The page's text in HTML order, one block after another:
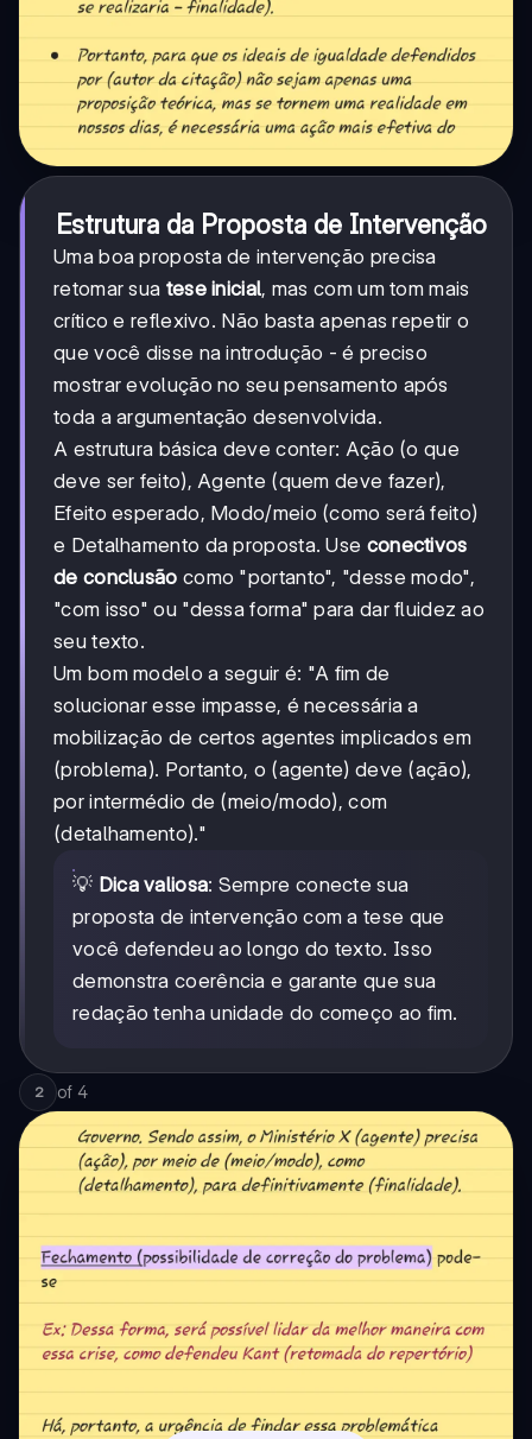
Estrutura da Proposta de Intervenção
Uma boa proposta de intervenção precisa
retomar sua tese inicial, mas com um tom mais
crítico e reflexivo. Não basta apenas repetir o
que você disse na introdução - é preciso
mostrar evolução no seu pensamento após
toda a argumentação desenvolvida.
A estrutura básica deve conter: Ação (o que
deve ser feito), Agente (quem deve fazer),
Efeito esperado, Modo/meio (como será feito)
e Detalhamento da proposta. Use conectivos
de conclusão como "portanto", "desse modo",
"com isso" ou "dessa forma" para dar fluidez ao
seu texto.
Um bom modelo a seguir é: "A fim de
solucionar esse impasse, é necessária a
mobilização de certos agentes implicados em
(problema). Portanto, o (agente) deve (ação),
por intermédio de (meio/modo), com
(detalhamento)."
💡 Dica valiosa: Sempre conecte sua
proposta de intervenção com a tese que
você defendeu ao longo do texto. Isso
demonstra coerência e garante que sua
redação tenha unidade do começo ao fim.
2 of 4